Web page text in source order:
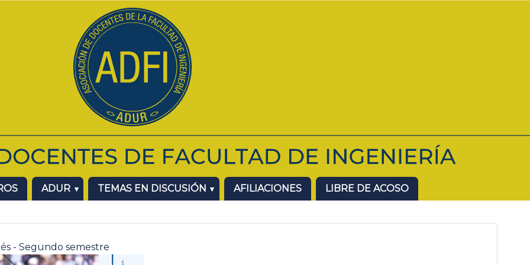
ADUR TEMAS EN DISCUSIÓN AFILIACIONES LIBRE DE ACOSO
- Segundo semestre